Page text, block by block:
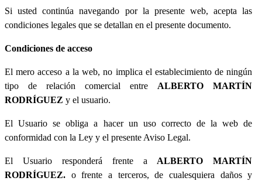
Si usted continúa navegando por la presente web, acepta las
condiciones legales que se detallan en el presente documento.
Condiciones de acceso
El mero acceso a la web, no implica el establecimiento de ningún
tipo de relación comercial entre
ALBERTO MARTÍN
RODRÍGUEZ y el usuario.
El Usuario se obliga a hacer un uso correcto de la web de
conformidad con la Ley y el presente Aviso Legal.
El Usuario responderá frente a ALBERTO MARTÍN
RODRÍGUEZ. o frente a terceros, de cualesquiera daños y